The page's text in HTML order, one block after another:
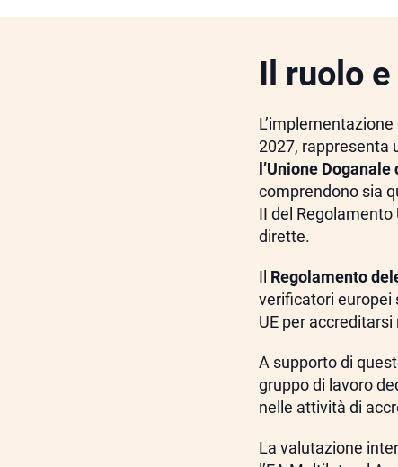
Il ruolo
2027, rappresenta
l’Unione
comprendono sia
II del
dirette.
Il Regolamento
verificatori europei
UE per
A supporto di
gruppo di lavoro
nelle attività di
La valutazione